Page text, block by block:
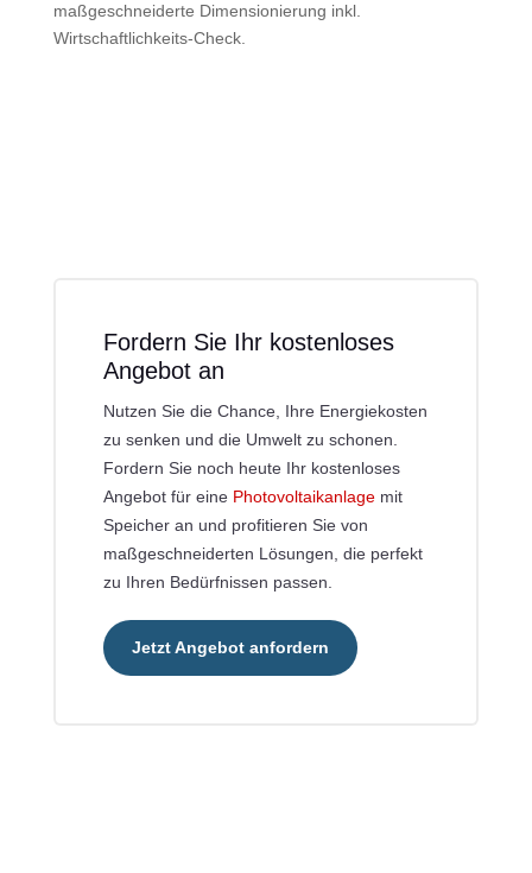
maßgeschneiderte Dimensionierung inkl.
Wirtschaftlichkeits-Check.
Fordern Sie Ihr kostenloses
Angebot an
Nutzen Sie die Chance, Ihre Energiekosten
zu senken und die Umwelt zu schonen.
Fordern Sie noch heute Ihr kostenloses
Angebot für eine Photovoltaikanlagemit
Speicher an und profitieren Sie von
maßgeschneiderten Lösungen, die perfekt
zu Ihren Bedürfnissen passen.
Jetzt Angebot anfordern